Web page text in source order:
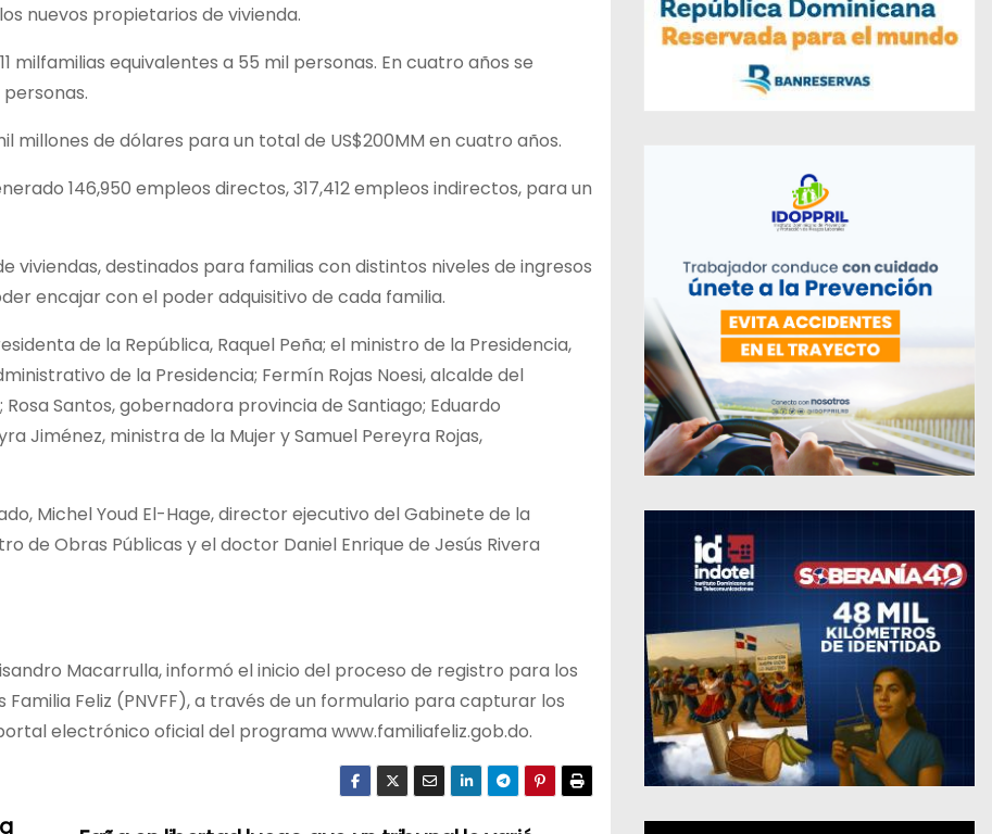
nuevos propietarios de vivienda.
milfamilias equivalentes a 55 mil personas. En cuatro años se
millones de dólares para un total de US$200MM en cuatro años.
146,950 empleos directos, 317,412 empleos indirectos, para un
destinados para familias con distintos niveles de ingresos
encajar con el poder adquisitivo de cada familia.
de la República, Raquel Peña; el ministro de la Presidencia,
de la Presidencia; Fermín Rojas Noesi, alcalde del
Santos, gobernadora provincia de Santiago; Eduardo
Jiménez, ministra de la Mujer y Samuel Pereyra Rojas,
Michel Youd El-Hage, director ejecutivo del Gabinete de la
de Obras Públicas y el doctor Daniel Enrique de Jesús Rivera
Macarrulla, informó el inicio del proceso de registro para los
Feliz (PNVFF), a través de un formulario para capturar los
electrónico oficial del programa www.familiafeliz.gob.do.